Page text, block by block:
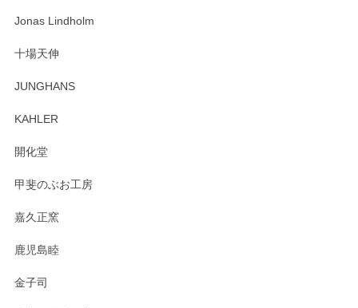
Jonas Lindholm
十場天伸
JUNGHANS
KAHLER
開化堂
甲斐のぶお工房
嘉久正窯
鹿児島睦
金子司